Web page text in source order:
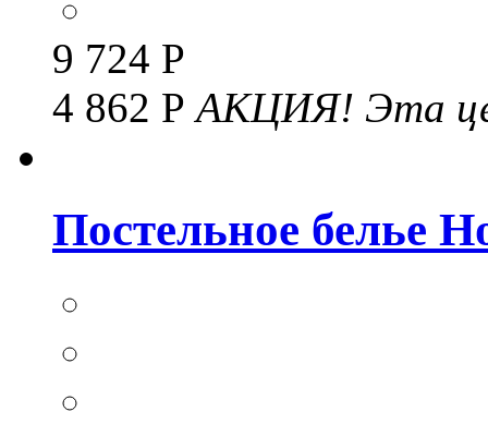
9 724 Р
4 862 РАКЦИЯ! Эта
Постельное белье